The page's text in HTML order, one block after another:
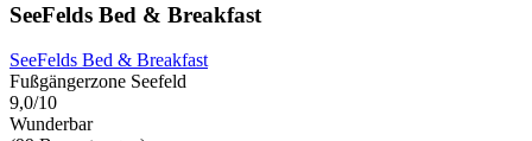
SeeFelds Bed & Breakfast
SeeFelds Bed & Breakfast
Fußgängerzone Seefeld
9,0/10
Wunderbar